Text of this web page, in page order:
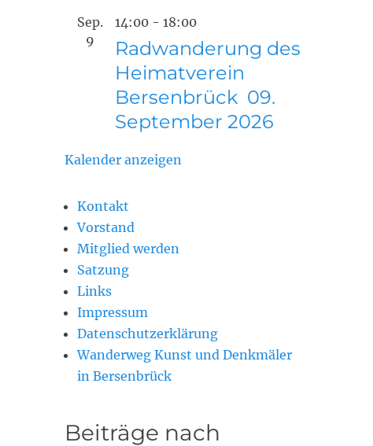
Sep.
9
14:00 - 18:00
Radwanderung des
Heimatverein
Bersenbrück 09.
September 2026
Kalender anzeigen
Kontakt
Vorstand
Mitglied werden
Satzung
Links
Impressum
Datenschutzerklärung
Wanderweg Kunst und Denkmäler
in Bersenbrück
Beiträge nach